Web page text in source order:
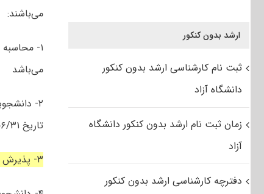
می‌باشند:
۱- محاسبه
می‌باشد
۲- دانشجویان داوطلب باید در دوره کارشناسی پیوسته حداکثر در مدت
تاریخ ۱۴۰۵/۰۶/۳۱ دانش‌آموخته شوند
۳- پذیرش برای سال تحصیلی بلافاصله پس از دانش آموختگی و صرفاً برای یک بار امکان‌پذیر است
ارشد بدون کنکور
ثبت نام کارشناسی ارشد بدون کنکور
دانشگاه آزاد
زمان ثبت نام ارشد بدون کنکور دانشگاه
آزاد
دفترچه کارشناسی ارشد بدون کنکور